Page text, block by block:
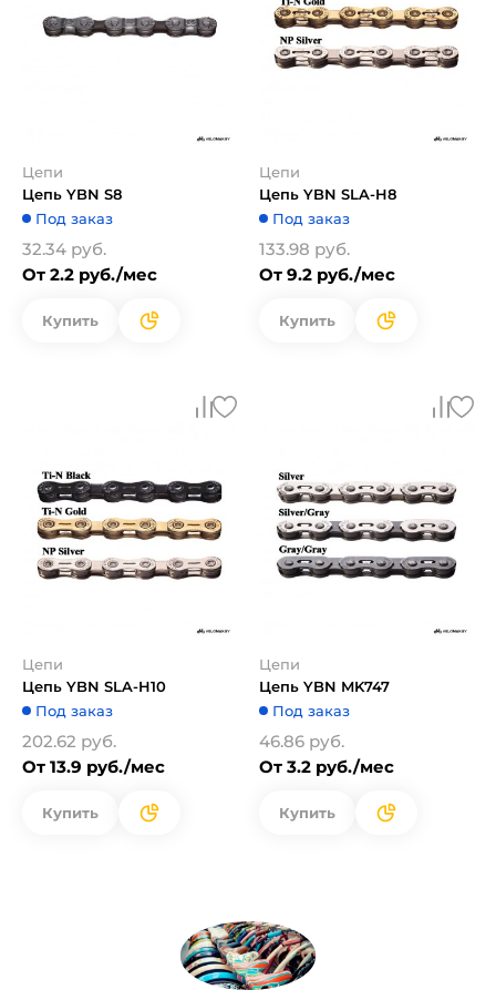
Цепи
Цепь YBN S8
Под заказ
32.34 руб.
От 2.2 руб./мес
Купить
Цепи
Цепь YBN SLA-H8
Под заказ
133.98 руб.
От 9.2 руб./мес
Купить
Цепи
Цепь YBN SLA-H10
Под заказ
202.62 руб.
От 13.9 руб./мес
Купить
Цепи
Цепь YBN MK747
Под заказ
46.86 руб.
От 3.2 руб./мес
Купить